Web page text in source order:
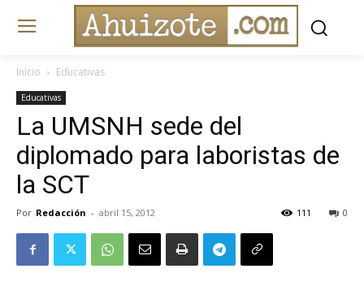
Inicio Educativas
Educativas
La UMSNH sede del
diplomado para laboristas de
la SCT
Por Redacción - abril 15, 2012 0
111